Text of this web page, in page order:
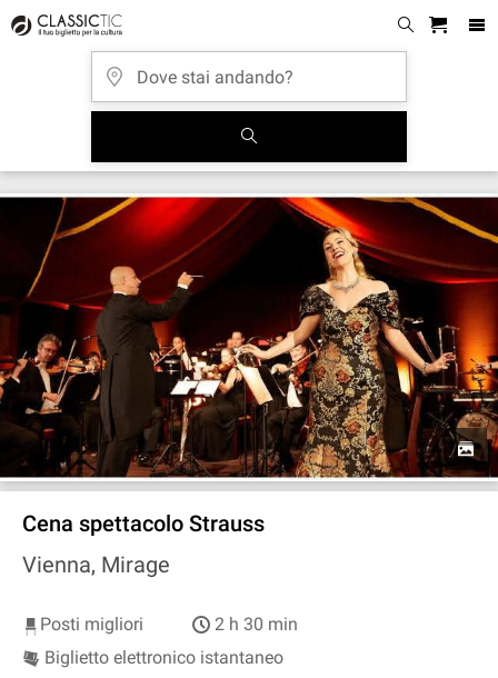
Cena spettacolo Strauss
Vienna, Mirage
Posti migliori
2 h 30 min
Biglietto elettronico istantaneo